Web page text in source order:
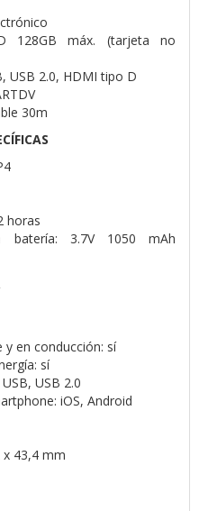
128GB máx. (tarjeta no
USB 2.0, HDMI tipo D
30m
horas
batería: 3.7V 1050 mAh
y en conducción: sí
sí
USB 2.0
iOS, Android
x 43,4 mm